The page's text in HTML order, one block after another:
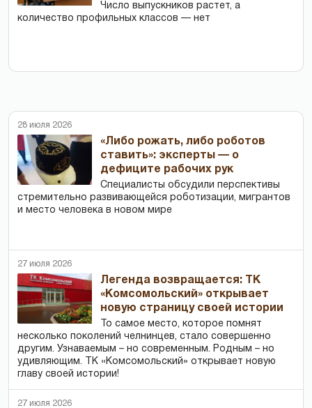
Число выпускников растет, а
количество профильных классов — нет
28 июля 2026
«Либо рожать, либо роботов
ставить»: эксперты — о
дефиците рабочих рук
Специалисты обсудили перспективы
стремительно развивающейся роботизации, мигрантов
и место человека в новом мире
27 июля 2026
Легенда возвращается: ТК
«Комсомольский» открывает
новую страницу своей истории
То самое место, которое помнят
несколько поколений челнинцев, стало совершенно
другим. Узнаваемым – но современным. Родным – но
удивляющим. ТК «Комсомольский» открывает новую
главу своей истории!
27 июля 2026